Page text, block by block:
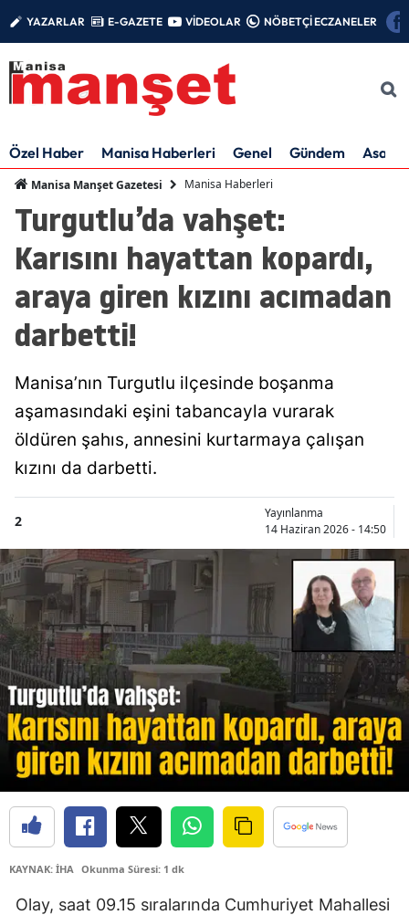
YAZARLAR E-GAZETE VİDEOLAR NÖBETÇİ ECZANELER
Özel Haber Manisa Haberleri Genel Gündem Asayiş
Manisa Manşet Gazetesi Manisa Haberleri
Turgutlu’da vahşet:
Karısını hayattan kopardı,
araya giren kızını acımadan
darbetti!
Manisa’nın Turgutlu ilçesinde boşanma
aşamasındaki eşini tabancayla vurarak
öldüren şahıs, annesini kurtarmaya çalışan
kızını da darbetti.
2
Yayınlanma
14 Haziran 2026 - 14:50
KAYNAK: İHA Okunma Süresi: 1 dk
Olay, saat 09.15 sıralarında Cumhuriyet Mahallesi